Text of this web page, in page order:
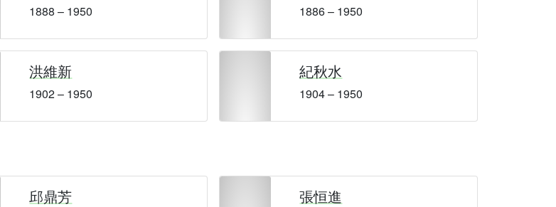
1888 – 1950 1886 – 1950
洪維新
1902 – 1950
紀秋水
1904 – 1950
邱鼎芳 張恒進